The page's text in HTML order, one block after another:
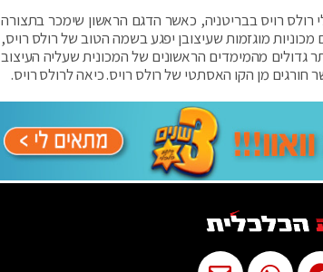
רולס רויס בבריטניה, כאשר הדגם הראשון שימכר בתצורה
מוגזמות שעיצובן יפגע בשמה הטוב של רולס רויס,
גדולים מהמימדים הראשונים של המכונית שעליה העיצוב
מן הקו האסתטי של רולס רויס. כיאה לרולס רויס.